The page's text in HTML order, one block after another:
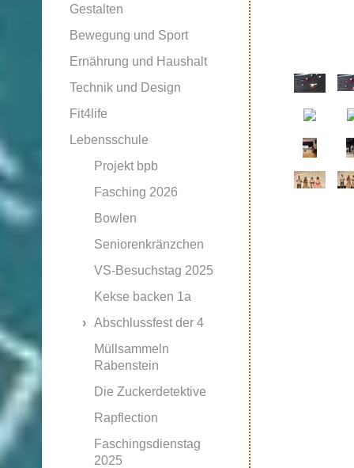
Gestalten
Bewegung und Sport
Ernährung und Haushalt
Technik und Design
Fit4life
Lebensschule
Projekt bpb
Fasching 2026
Bowlen
Seniorenkränzchen
VS-Besuchstag 2025
Kekse backen 1a
Abschlussfest der 4
Müllsammeln
Rabenstein
Die Zuckerdetektive
Rapflection
Faschingsdienstag
2025